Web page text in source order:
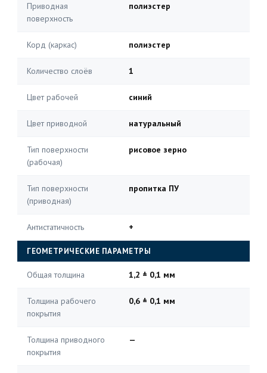
Приводная
поверхность
полиэстер
Корд (каркас) полиэстер
Количество слоёв 1
Цвет рабочей синий
Цвет приводной натуральный
Тип поверхности
(рабочая)
рисовое зерно
Тип поверхности
(приводная)
пропитка ПУ
Антистатичность +
ГЕОМЕТРИЧЕСКИЕ ПАРАМЕТРЫ
Общая толщина 1,2 ± 0,1 мм
Толщина рабочего
покрытия
0,6 ± 0,1 мм
Толщина приводного
покрытия
—